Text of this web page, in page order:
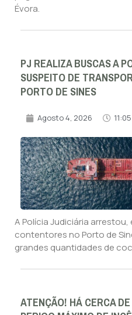
Évora.
PJ REALIZA BUSCAS A
SUSPEITO DE
PORTO DE SINES
Agosto 4, 2026 11:05
A Polícia Judiciária
contentores no Porto de
grandes quantidades de
ATENÇÃO! HÁ CERCA